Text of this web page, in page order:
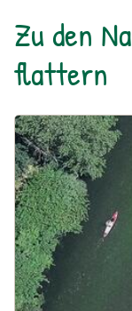
Zu den
flattern